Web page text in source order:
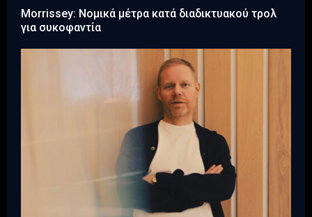
Morrissey: Νομικά μέτρα κατά διαδικτυακού τρολ
για συκοφαντία